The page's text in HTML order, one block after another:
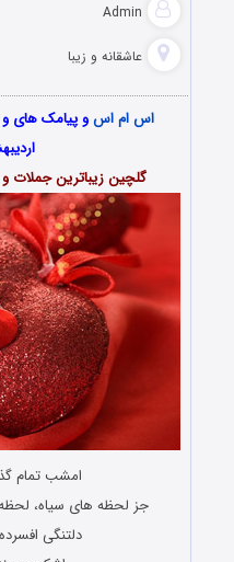
Admin
عاشقانه و زیبا
اس ام اس
گلچین زیباترین جملات
امشب تمام
جز لحظه های سیاه،
دلتنگی